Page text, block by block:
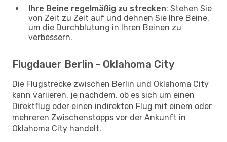
Ihre Beine regelmäßig zu strecken: Stehen Sie
von Zeit zu Zeit auf und dehnen Sie Ihre Beine,
um die Durchblutung in Ihren Beinen zu
verbessern.
Flugdauer Berlin - Oklahoma City
Die Flugstrecke zwischen Berlin und Oklahoma City
kann variieren, je nachdem, ob es sich um einen
Direktflug oder einen indirekten Flug mit einem oder
mehreren Zwischenstopps vor der Ankunft in
Oklahoma City handelt.